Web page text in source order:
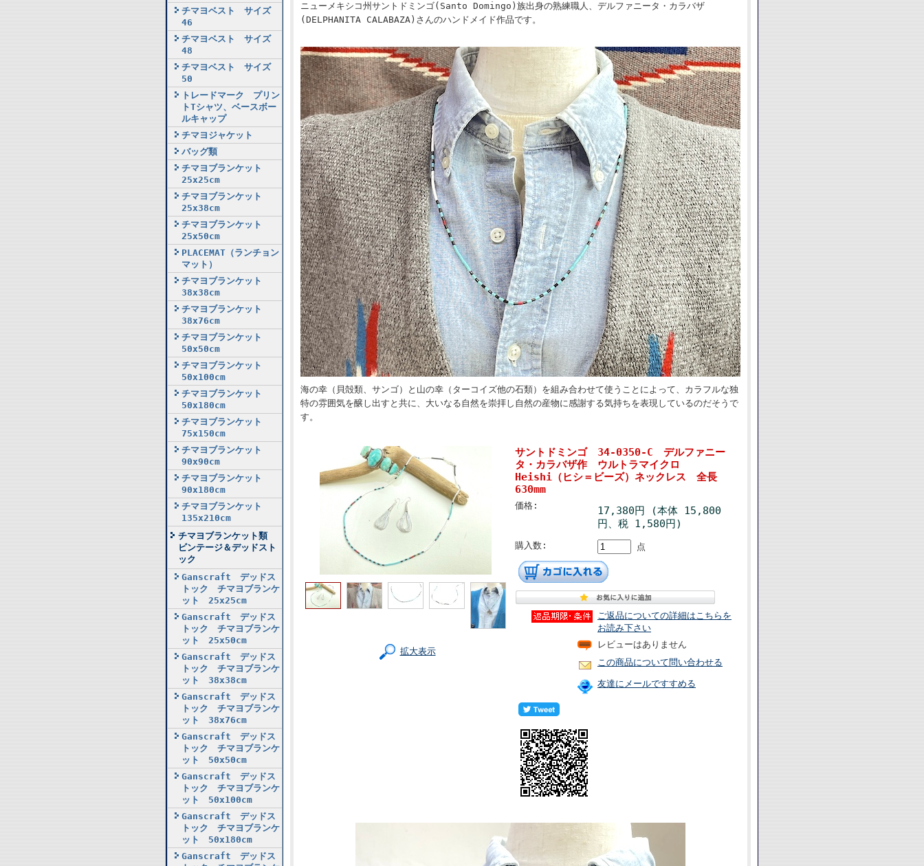
チマヨベスト サイズ
46
チマヨベスト サイズ
48
チマヨベスト サイズ
50
トレードマーク プリン
トTシャツ、ベースボー
ルキャップ
チマヨジャケット
バッグ類
チマヨブランケット
25x25cm
チマヨブランケット
25x38cm
チマヨブランケット
25x50cm
PLACEMAT（ランチョン
マット）
チマヨブランケット
38x38cm
チマヨブランケット
38x76cm
チマヨブランケット
50x50cm
チマヨブランケット
50x100cm
チマヨブランケット
50x180cm
チマヨブランケット
75x150cm
チマヨブランケット
90x90cm
チマヨブランケット
90x180cm
チマヨブランケット
135x210cm
チマヨブランケット類
ビンテージ＆デッドスト
ック
Ganscraft デッドス
トック チマヨブランケ
ット 25x25cm
Ganscraft デッドス
トック チマヨブランケ
ット 25x50cm
Ganscraft デッドス
トック チマヨブランケ
ット 38x38cm
Ganscraft デッドス
トック チマヨブランケ
ット 38x76cm
Ganscraft デッドス
トック チマヨブランケ
ット 50x50cm
Ganscraft デッドス
トック チマヨブランケ
ット 50x100cm
Ganscraft デッドス
トック チマヨブランケ
ット 50x180cm
Ganscraft デッドス
ニューメキシコ州サントドミンゴ(Santo Domingo)族出身の熟練職人、デルファニータ・カラバザ
(DELPHANITA CALABAZA)さんのハンドメイド作品です。
海の幸（貝殻類、サンゴ）と山の幸（ターコイズ他の石類）を組み合わせて使うことによって、カラフルな独
特の雰囲気を醸し出すと共に、大いなる自然を崇拝し自然の産物に感謝する気持ちを表現しているのだそうで
す。
拡大表示
サントドミンゴ 34-0350-C デルファニー
タ・カラバザ作 ウルトラマイクロ
Heishi（ヒシ＝ビーズ）ネックレス 全長
630mm
価格:
17,380円 (本体 15,800
円、税 1,580円)
購入数: 点
ご返品についての詳細はこちらを
お読み下さい
レビューはありません
この商品について問い合わせる
友達にメールですすめる